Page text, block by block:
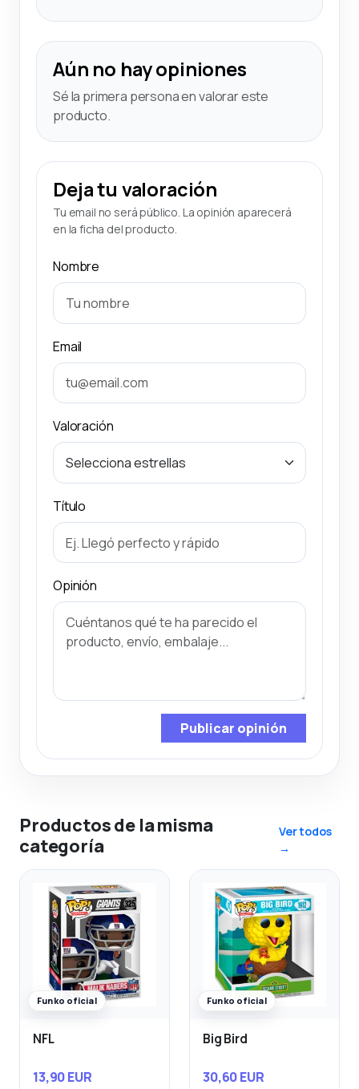
Aún no hay opiniones
Sé la primera persona en valorar este
producto.
Deja tu valoración
Tu email no será público. La opinión aparecerá
en la ficha del producto.
Nombre
Email
Valoración
Título
Opinión
Publicar opinión
Productos de la misma
categoría
Ver todos
→
Funko oficial
NFL
13,90 EUR
Funko oficial
Big Bird
30,60 EUR